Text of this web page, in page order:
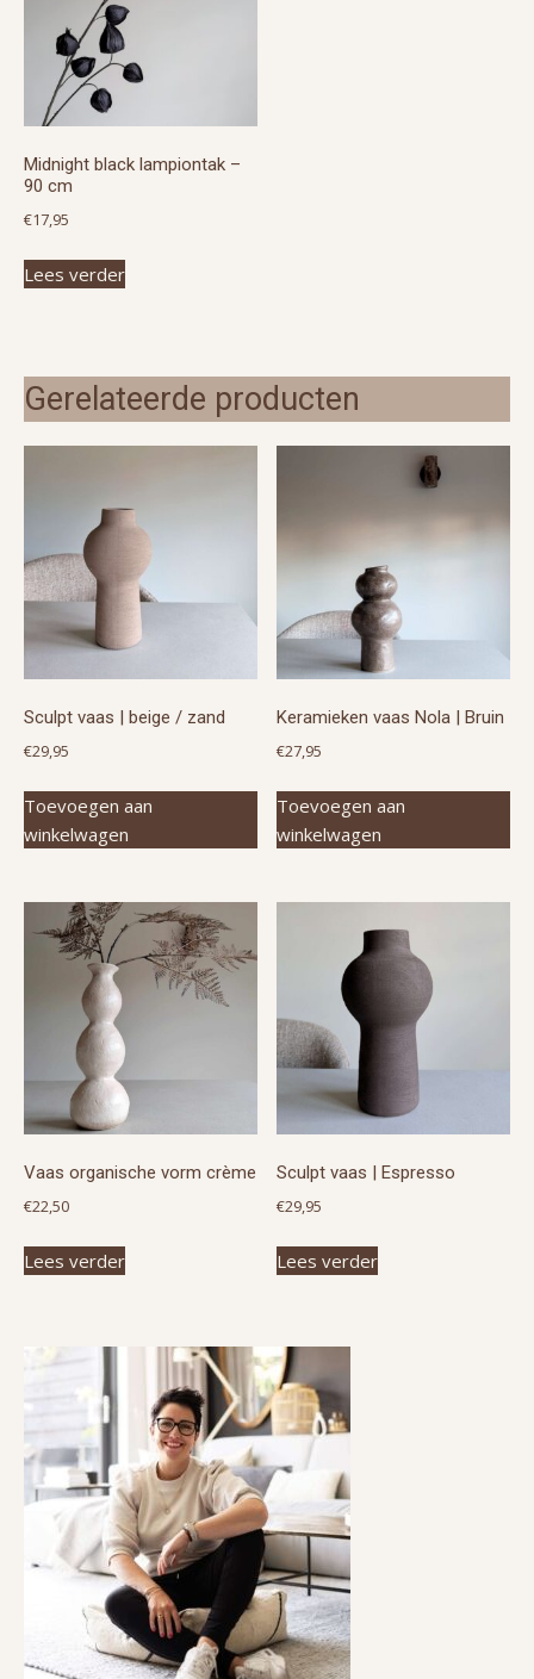
Midnight black lampiontak –
90 cm
€17,95
Lees verder
Gerelateerde producten
Sculpt vaas | beige / zand
€29,95
Toevoegen aan
winkelwagen
Keramieken vaas Nola | Bruin
€27,95
Toevoegen aan
winkelwagen
Vaas organische vorm crème
€22,50
Lees verder
Sculpt vaas | Espresso
€29,95
Lees verder